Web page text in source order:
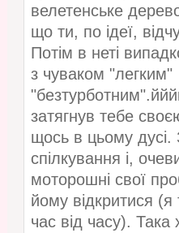
велетенське
що ти, по ідеї,
Потім в неті
з чуваком "легким"
затягнув тебе
щось в цьому дусі.
спілкування і,
моторошні свої
йому відкритися (я
час від часу). Така